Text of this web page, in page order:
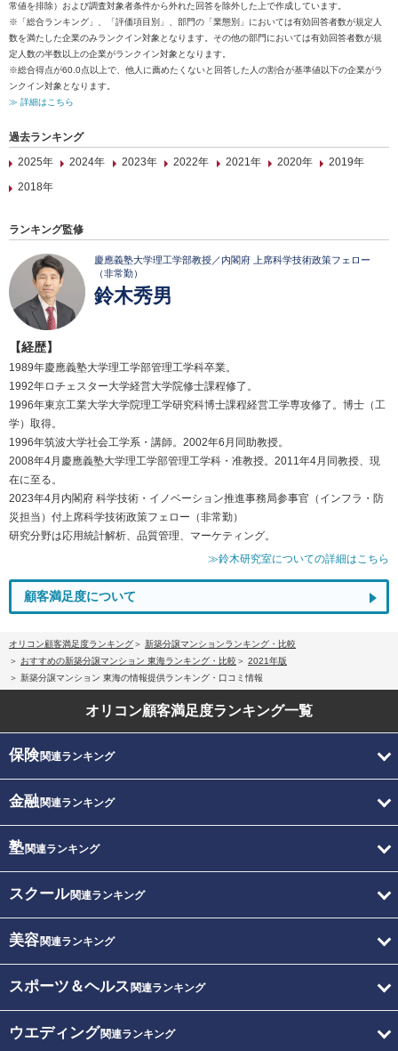
常値を排除）および調査対象者条件から外れた回答を除外した上で作成しています。
※「総合ランキング」、「評価項目別」、部門の「業態別」においては有効回答者数が規定人
数を満たした企業のみランクイン対象となります。その他の部門においては有効回答者数が規
定人数の半数以上の企業がランクイン対象となります。
※総合得点が60.0点以上で、他人に薦めたくないと回答した人の割合が基準値以下の企業がラ
ンクイン対象となります。
≫ 詳細はこちら
過去ランキング
2025年
2024年 2023年 2022年 2021年 2020年
2019年
2018年
ランキング監修
慶應義塾大学理工学部教授／内閣府 上席科学技術政策フェロー
（非常勤）
鈴木秀男
【経歴】
1989年慶應義塾大学理工学部管理工学科卒業。
1992年ロチェスター大学経営大学院修士課程修了。
1996年東京工業大学大学院理工学研究科博士課程経営工学専攻修了。博士（工
学）取得。
1996年筑波大学社会工学系・講師。2002年6月同助教授。
2008年4月慶應義塾大学理工学部管理工学科・准教授。2011年4月同教授、現
在に至る。
2023年4月内閣府 科学技術・イノベーション推進事務局参事官（インフラ・防
災担当）付上席科学技術政策フェロー（非常勤）
研究分野は応用統計解析、品質管理、マーケティング。
≫鈴木研究室についての詳細はこちら
顧客満足度について
オリコン顧客満足度ランキング
新築分譲マンションランキング・比較
おすすめの新築分譲マンション 東海ランキング・比較
2021年版
新築分譲マンション 東海の情報提供ランキング・口コミ情報
オリコン顧客満足度ランキング一覧
保険関連ランキング
金融関連ランキング
塾関連ランキング
スクール関連ランキング
美容関連ランキング
スポーツ＆ヘルス 関連ランキング
ウエディング関連ランキング